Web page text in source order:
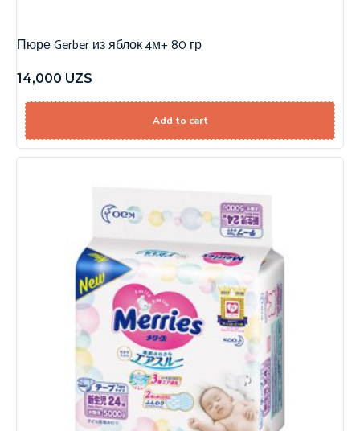
Пюре Gerber из яблок 4м+ 80 гр
14,000 UZS
Add to cart